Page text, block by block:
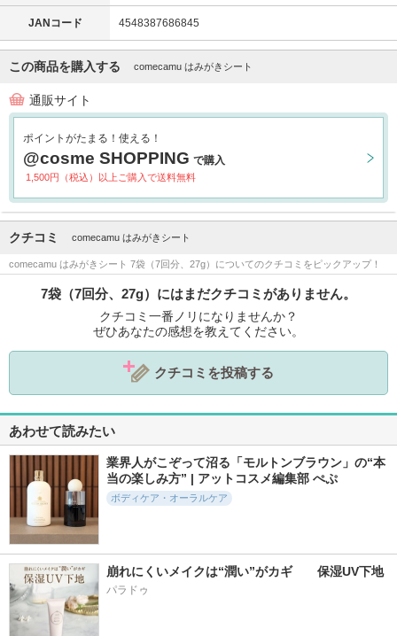
JANコード 4548387686845
この商品を購入する comecamu はみがきシート
通販サイト
ポイントがたまる！使える！
@cosme SHOPPING で購入
1,500円（税込）以上ご購入で送料無料
クチコミ comecamu はみがきシート
comecamu はみがきシート 7袋（7回分、27g）についてのクチコミをピックアップ！
7袋（7回分、27g）にはまだクチコミがありません。
クチコミ一番ノリになりませんか？
ぜひあなたの感想を教えてください。
クチコミを投稿する
あわせて読みたい
業界人がこぞって沼る「モルトンブラウン」の“本
当の楽しみ方” | アットコスメ編集部 ぺぷ
ボディケア・オーラルケア
崩れにくいメイクは“潤い”がカギ　　保湿UV下地
パラドゥ